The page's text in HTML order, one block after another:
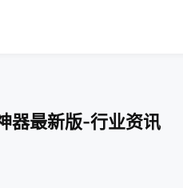
器最新版-行业资讯